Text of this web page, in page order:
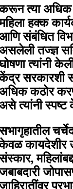
त्या अधिक
हक्क
संबंधित
तज्ज्ञ
त्यांनी
सरकारशी
कठोर
त्यांनी
कायदेशीर